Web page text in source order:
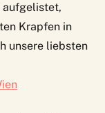
aufgelistet,
Krapfen in
unsere liebsten